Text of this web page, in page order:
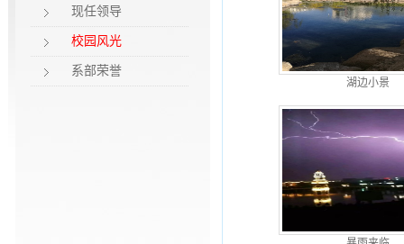
现任领导
校园风光
系部荣誉
湖边小景